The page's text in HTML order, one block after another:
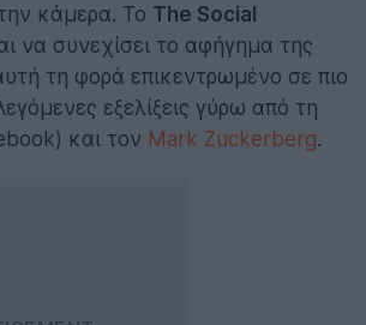
κάμερα. Το The Social
να συνεχίσει το αφήγημα της
τη φορά επικεντρωμένο σε πιο
εξελίξεις γύρω από τη
και τον Mark Zuckerberg.